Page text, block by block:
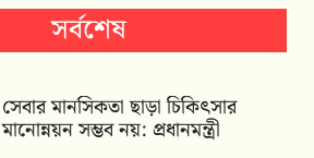
সর্বশেষ
সেবার মানসিকতা ছাড়া চিকিৎসার
মানোন্নয়ন সম্ভব নয়: প্রধানমন্ত্রী